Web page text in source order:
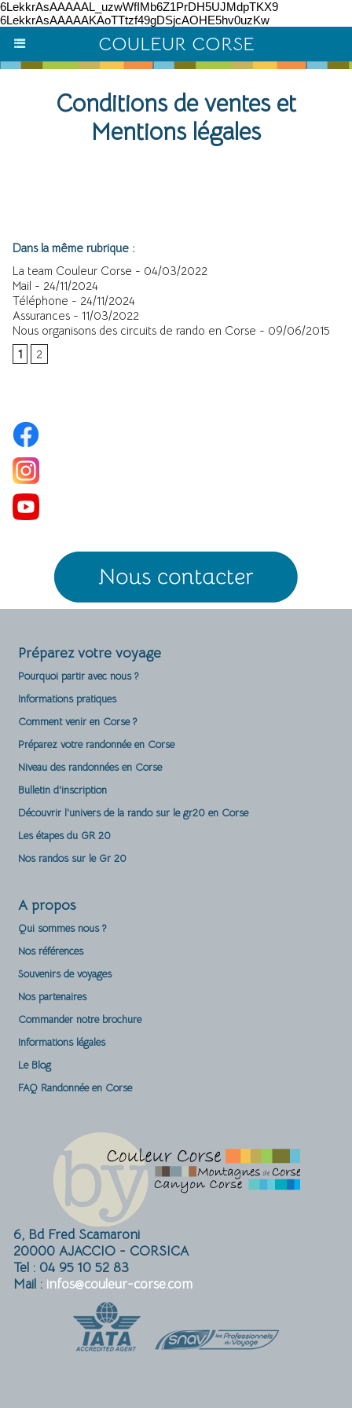
6LekkrAsAAAAAL_uzwWfIMb6Z1PrDH5UJMdpTKX9
6LekkrAsAAAAAKAoTTtzf49gDSjcAOHE5hv0uzKw
COULEUR CORSE
Conditions de ventes et
Mentions légales
Dans la même rubrique :
La team Couleur Corse - 04/03/2022
Mail - 24/11/2024
Téléphone - 24/11/2024
Assurances - 11/03/2022
Nous organisons des circuits de rando en Corse - 09/06/2015
1
2
Préparez votre voyage
Pourquoi partir avec nous ?
Informations pratiques
Comment venir en Corse ?
Préparez votre randonnée en Corse
Niveau des randonnées en Corse
Bulletin d'inscription
Découvrir l'univers de la rando sur le gr20 en Corse
Les étapes du GR 20
Nos randos sur le Gr 20
A propos
Qui sommes nous ?
Nos références
Souvenirs de voyages
Nos partenaires
Commander notre brochure
Informations légales
Le Blog
FAQ Randonnée en Corse
6, Bd Fred Scamaroni
20000 AJACCIO - CORSICA
Tel : 04 95 10 52 83
Mail : infos@couleur-corse.com